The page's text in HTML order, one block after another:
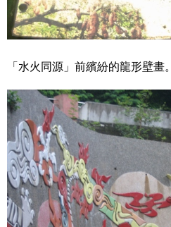
「水火同源」前繽紛的龍形壁畫。